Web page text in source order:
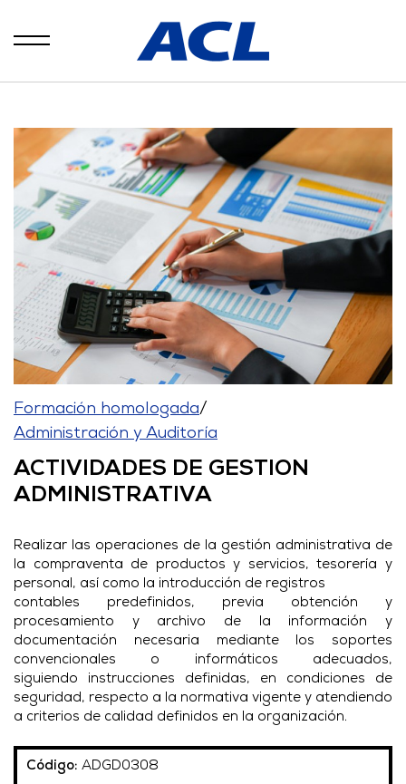
Formación homologada/
Administración y Auditoría
ACTIVIDADES DE GESTION
ADMINISTRATIVA
Realizar las operaciones de la gestión administrativa de
la compraventa de productos y servicios, tesorería y
personal, así como la introducción de registros
contables predefinidos, previa obtención y
procesamiento y archivo de la información y
documentación necesaria mediante los soportes
convencionales o informáticos adecuados,
siguiendo instrucciones definidas, en condiciones de
seguridad, respecto a la normativa vigente y atendiendo
a criterios de calidad definidos en la organización.
Código: ADGD0308